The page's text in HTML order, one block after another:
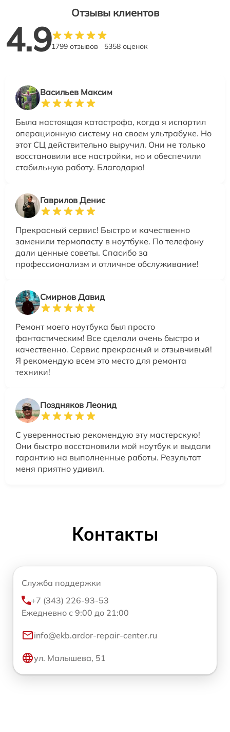
Отзывы клиентов
4.91799 отзывов 5358 оценок
Васильев Максим
Была настоящая катастрофа, когда я испортил
операционную систему на своем ультрабуке. Но
этот СЦ действительно выручил. Они не только
восстановили все настройки, но и обеспечили
стабильную работу. Благодарю!
Гаврилов Денис
Прекрасный сервис! Быстро и качественно
заменили термопасту в ноутбуке. По телефону
дали ценные советы. Спасибо за
профессионализм и отличное обслуживание!
Смирнов Давид
Ремонт моего ноутбука был просто
фантастическим! Все сделали очень быстро и
качественно. Сервис прекрасный и отзывчивый!
Я рекомендую всем это место для ремонта
техники!
Поздняков Леонид
С уверенностью рекомендую эту мастерскую!
Они быстро восстановили мой ноутбук и выдали
гарантию на выполненные работы. Результат
меня приятно удивил.
Контакты
Служба поддержки
+7 (343) 226-93-53
Ежедневно с 9:00 до 21:00
info@ekb.ardor-repair-center.ru
ул. Малышева, 51